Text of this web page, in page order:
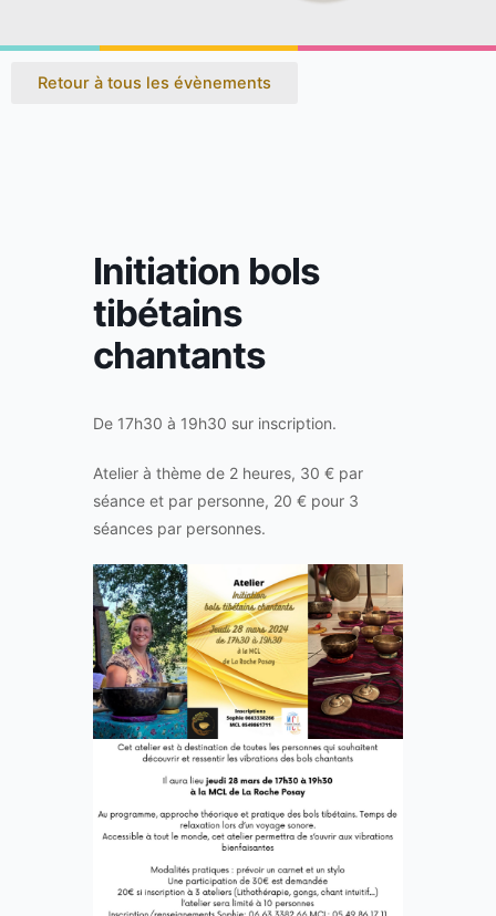
Retour à tous les évènements
Initiation bols
tibétains
chantants
De 17h30 à 19h30 sur inscription.
Atelier à thème de 2 heures, 30 € par
séance et par personne, 20 € pour 3
séances par personnes.